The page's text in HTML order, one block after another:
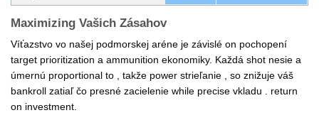
Maximizing Vašich Zásahov
Víťazstvo vo našej podmorskej aréne je závislé on pochopení
target prioritization a ammunition ekonomiky. Každá shot nesie a
úmernú proportional to , takže power strieľanie , so znižuje váš
bankroll zatiaľ čo presné zacielenie while precise vkladu . return
on investment.